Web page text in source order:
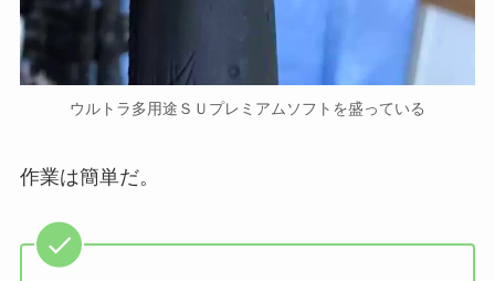
ウルトラ多用途ＳＵプレミアムソフトを盛っている
作業は簡単だ。